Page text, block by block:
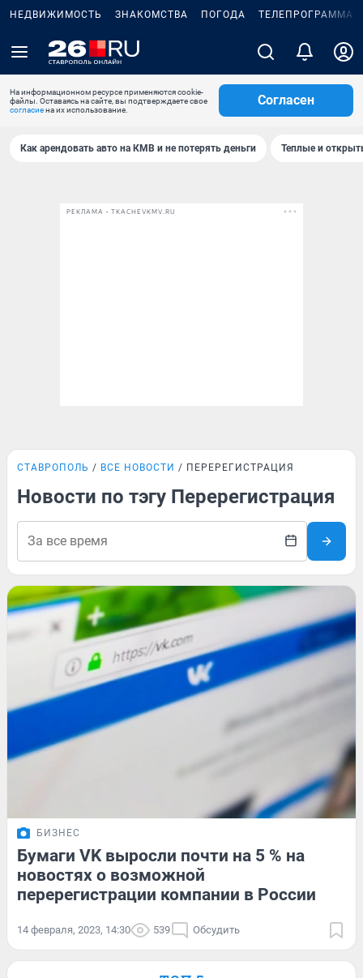
НЕДВИЖИМОСТЬ ЗНАКОМСТВА ПОГОДА ТЕЛЕПРОГРАММА
На информационном ресурсе применяются cookie-
файлы. Оставаясь на сайте, вы подтверждаете свое
согласиена их использование.
Согласен
Как арендовать авто на КМВ и не потерять деньги Теплые и
РЕКЛАМА • TKACHEVKMV.RU
СТАВРОПОЛЬ ВСЕ НОВОСТИ ПЕРЕРЕГИСТРАЦИЯ
Новости по тэгу Перерегистрация
БИЗНЕС
Бумаги VK выросли почти на 5 % на
новостях о возможной
перерегистрации компании в России
14 февраля, 2023, 14:30 539 Обсудить